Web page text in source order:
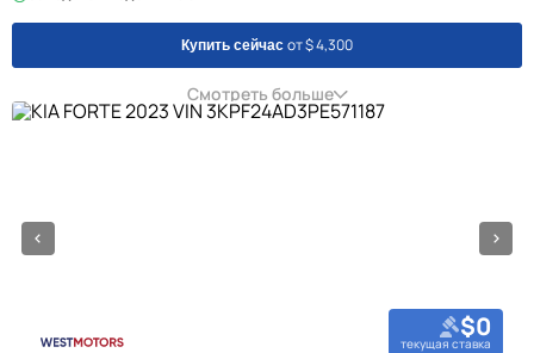
Купить сейчас от $ 4,300
Смотреть больше
$0
текущая ставка